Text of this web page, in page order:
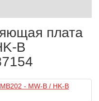
плата
B